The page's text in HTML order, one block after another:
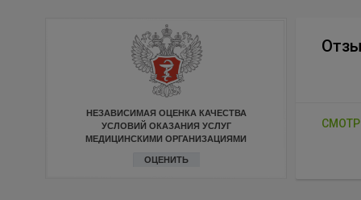
НЕЗАВИСИМАЯ ОЦЕНКА КАЧЕСТВА
УСЛОВИЙ ОКАЗАНИЯ УСЛУГ
МЕДИЦИНСКИМИ ОРГАНИЗАЦИЯМИ
ОЦЕНИТЬ